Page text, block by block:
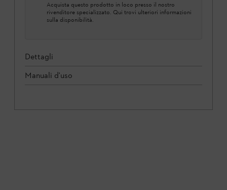
Acquista questo prodotto in loco presso il nostro
rivenditore specializzato. Qui trovi ulteriori informazioni
sulla disponibilità.
Dettagli
Manuali d'uso